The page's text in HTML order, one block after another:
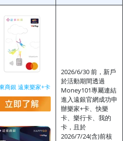
商銀 遠東樂家+卡
2026/6/30 前，新戶
於活動期間透過
Money101專屬連結
進入遠銀官網成功申
辦樂家+卡、快樂
卡、樂行卡、我的
卡，且於
2026/7/24(含)前核